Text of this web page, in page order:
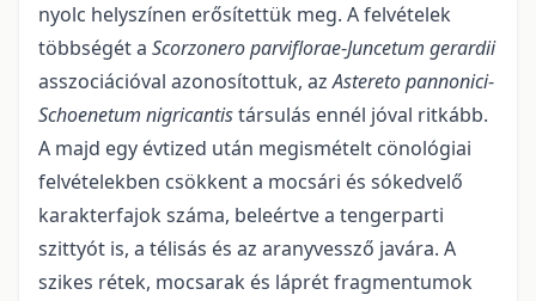
nyolc helyszínen erősítettük meg. A felvételek
többségét a Scorzonero parviflorae-Juncetum gerardii
asszociációval azonosítottuk, azAstereto pannonici-
Schoenetum nigricantistársulás ennél jóval ritkább.
A majd egy évtized után megis­mételt cönológiai
felvételekben csökkent a mocsári és sókedvelő
karakterfajok száma, beleértve a ten­gerparti
szittyót is, a télisás és az aranyvessző javára. A
szikes rétek, mocsarak és láprét fragmen­tumok